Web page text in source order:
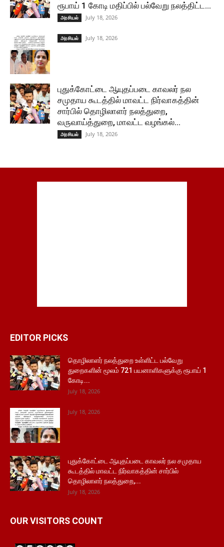
ரூபாய் 1 கோடி மதிப்பில் பல்வேறு நலத்திட்ட...
அரசியல் July 18, 2026
அரசியல் July 18, 2026
புதுக்கோட்டை ஆயுதப்படை காவலர் நல
சமுதாய கூடத்தில் மாவட்ட நிர்வாகத்தின்
சார்பில் தொழிலாளர் நலத்துறை,
வருவாய்த்துறை, மாவட்ட வழங்கல்...
அரசியல் July 18, 2026
EDITOR PICKS
தொழிலாளர் நலத்துறை உள்ளிட்ட பல்வேறு
துறைகளின் மூலம் 721 பயனாளிகளுக்கு ரூபாய் 1
கோடி...
July 18, 2026
July 18, 2026
புதுக்கோட்டை ஆயுதப்படை காவலர் நல சமுதாய
கூடத்தில் மாவட்ட நிர்வாகத்தின் சார்பில்
தொழிலாளர் நலத்துறை,...
July 18, 2026
OUR VISITORS COUNT